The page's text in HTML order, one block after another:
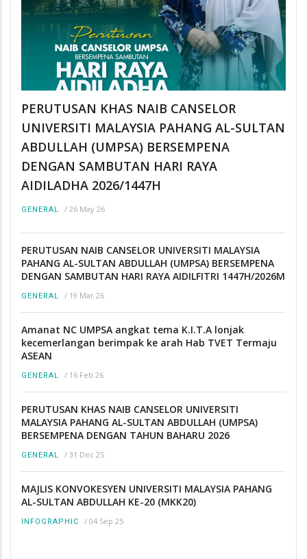
PERUTUSAN KHAS NAIB CANSELOR
UNIVERSITI MALAYSIA PAHANG AL-SULTAN
ABDULLAH (UMPSA) BERSEMPENA
DENGAN SAMBUTAN HARI RAYA
AIDILADHA 2026/1447H
GENERAL / 26 May 26
PERUTUSAN NAIB CANSELOR UNIVERSITI MALAYSIA
PAHANG AL-SULTAN ABDULLAH (UMPSA) BERSEMPENA
DENGAN SAMBUTAN HARI RAYA AIDILFITRI 1447H/2026M
GENERAL / 19 Mar 26
Amanat NC UMPSA angkat tema K.I.T.A lonjak
kecemerlangan berimpak ke arah Hab TVET Termaju
ASEAN
GENERAL / 16 Feb 26
PERUTUSAN KHAS NAIB CANSELOR UNIVERSITI
MALAYSIA PAHANG AL-SULTAN ABDULLAH (UMPSA)
BERSEMPENA DENGAN TAHUN BAHARU 2026
GENERAL / 31 Dec 25
MAJLIS KONVOKESYEN UNIVERSITI MALAYSIA PAHANG
AL-SULTAN ABDULLAH KE-20 (MKK20)
INFOGRAPHIC / 04 Sep 25